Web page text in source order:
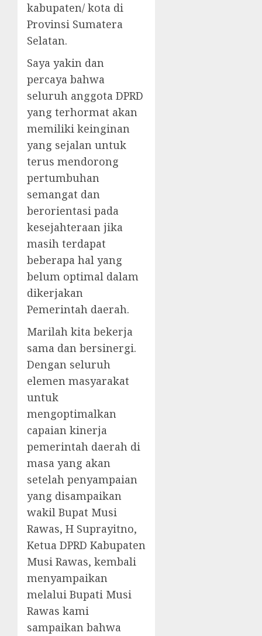
kabupaten/ kota di
Provinsi Sumatera
Selatan.
Saya yakin dan
percaya bahwa
seluruh anggota DPRD
yang terhormat akan
memiliki keinginan
yang sejalan untuk
terus mendorong
pertumbuhan
semangat dan
berorientasi pada
kesejahteraan jika
masih terdapat
beberapa hal yang
belum optimal dalam
dikerjakan
Pemerintah daerah.
Marilah kita bekerja
sama dan bersinergi.
Dengan seluruh
elemen masyarakat
untuk
mengoptimalkan
capaian kinerja
pemerintah daerah di
masa yang akan
setelah penyampaian
yang disampaikan
wakil Bupat Musi
Rawas, H Suprayitno,
Ketua DPRD Kabupaten
Musi Rawas, kembali
menyampaikan
melalui Bupati Musi
Rawas kami
sampaikan bahwa